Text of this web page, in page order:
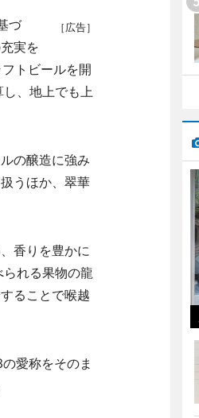
［広告］
づ
実を
トビールを開
、地上でも上
の醸造に強み
うほか、翠華
香りを豊かに
れる果物の龍
ることで喉越
愛称をそのま